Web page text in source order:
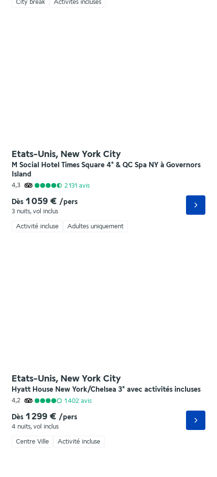
City break Activités incluses
Etats-Unis, New York City
M Social Hotel Times Square 4* & QC Spa NY à Governors
Island
4,3 2 131 avis
Dès 1 059 € /pers
3 nuits, vol inclus
Activité incluse Adultes uniquement
Etats-Unis, New York City
Hyatt House New York/Chelsea 3* avec activités incluses
4,2 1 402 avis
Dès 1 299 € /pers
4 nuits, vol inclus
Centre Ville Activité incluse